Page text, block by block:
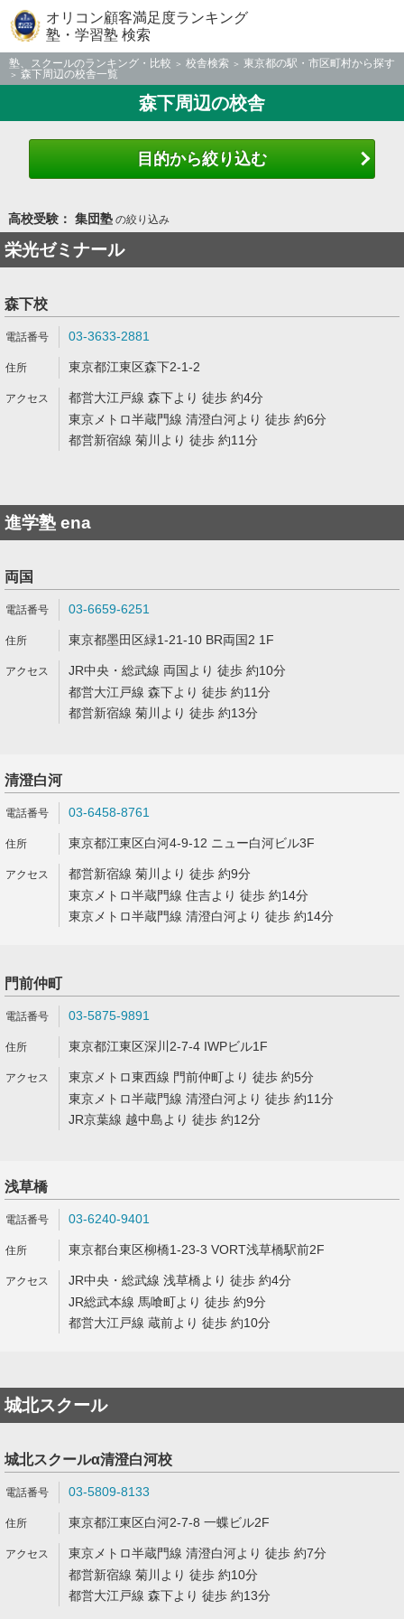
オリコン顧客満足度ランキング
塾・学習塾 検索
塾、スクールのランキング・比較 校舎検索
東京都の駅・市区町村から探す
森下周辺の校舎一覧
森下周辺の校舎
目的から絞り込む
高校受験： 集団塾の絞り込み
栄光ゼミナール
森下校
03-3633-2881
東京都江東区森下2-1-2
都営大江戸線 森下より 徒歩 約4分
東京メトロ半蔵門線 清澄白河より 徒歩 約6分
都営新宿線 菊川より 徒歩 約11分
進学塾 ena
両国
03-6659-6251
東京都墨田区緑1-21-10 BR両国2 1F
JR中央・総武線 両国より 徒歩 約10分
都営大江戸線 森下より 徒歩 約11分
都営新宿線 菊川より 徒歩 約13分
清澄白河
03-6458-8761
東京都江東区白河4-9-12 ニュー白河ビル3F
都営新宿線 菊川より 徒歩 約9分
東京メトロ半蔵門線 住吉より 徒歩 約14分
東京メトロ半蔵門線 清澄白河より 徒歩 約14分
門前仲町
03-5875-9891
東京都江東区深川2-7-4 IWPビル1F
東京メトロ東西線 門前仲町より 徒歩 約5分
東京メトロ半蔵門線 清澄白河より 徒歩 約11分
JR京葉線 越中島より 徒歩 約12分
浅草橋
03-6240-9401
東京都台東区柳橋1-23-3 VORT浅草橋駅前2F
JR中央・総武線 浅草橋より 徒歩 約4分
JR総武本線 馬喰町より 徒歩 約9分
都営大江戸線 蔵前より 徒歩 約10分
城北スクール
城北スクールα清澄白河校
03-5809-8133
東京都江東区白河2-7-8 一蝶ビル2F
東京メトロ半蔵門線 清澄白河より 徒歩 約7分
都営新宿線 菊川より 徒歩 約10分
都営大江戸線 森下より 徒歩 約13分